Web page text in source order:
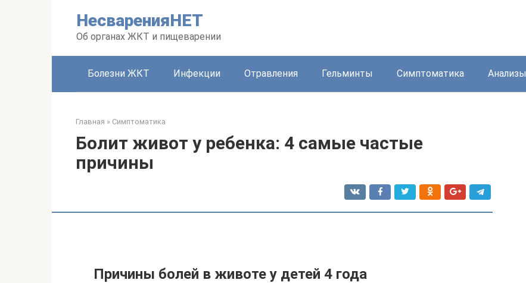
НесваренияНЕТ
Об органах ЖКТ и пищеварении
Болезни ЖКТ Инфекции Отравления Гельминты Симптоматика Анализы
Главная » Симптоматика
Болит живот у ребенка: 4 самые частые
причины
Причины болей в животе у детей 4 года